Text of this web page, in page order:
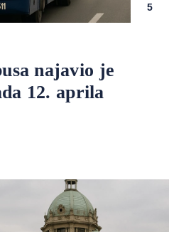
5
najavio je
12. aprila